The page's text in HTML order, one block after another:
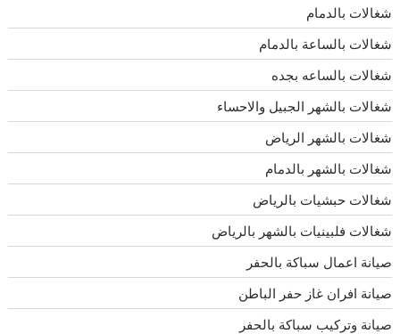
شغالات بالدمام
شغالات بالساعة بالدمام
شغالات بالساعه بجده
شغالات بالشهر الجبيل والاحساء
شغالات بالشهر الرياض
شغالات بالشهر بالدمام
شغالات حبشيات بالرياض
شغالات فلبينيات بالشهر بالرياض
صيانة اعمال سباكة بالحفر
صيانة افران غاز حفر الباطن
صيانة وتركيب سباكة بالحفر